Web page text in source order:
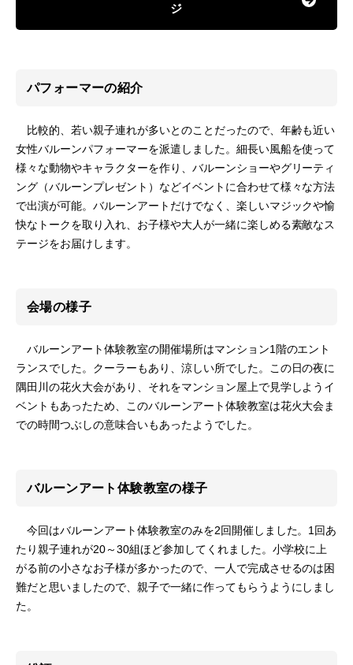
ジ
パフォーマーの紹介
比較的、若い親子連れが多いとのことだったので、年齢も近い
女性バルーンパフォーマーを派遣しました。細長い風船を使って
様々な動物やキャラクターを作り、バルーンショーやグリーティ
ング（バルーンプレゼント）などイベントに合わせて様々な方法
で出演が可能。バルーンアートだけでなく、楽しいマジックや愉
快なトークを取り入れ、お子様や大人が一緒に楽しめる素敵なス
テージをお届けします。
会場の様子
バルーンアート体験教室の開催場所はマンション1階のエント
ランスでした。クーラーもあり、涼しい所でした。この日の夜に
隅田川の花火大会があり、それをマンション屋上で見学しようイ
ベントもあったため、このバルーンアート体験教室は花火大会ま
での時間つぶしの意味合いもあったようでした。
バルーンアート体験教室の様子
今回はバルーンアート体験教室のみを2回開催しました。1回あ
たり親子連れが20～30組ほど参加してくれました。小学校に上
がる前の小さなお子様が多かったので、一人で完成させるのは困
難だと思いましたので、親子で一緒に作ってもらうようにしまし
た。